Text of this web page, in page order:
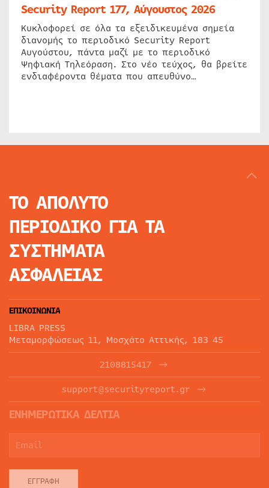
Security Report 177, Αύγουστος 2026
Κυκλοφορεί σε όλα τα εξειδικευμένα σημεία
διανομής το περιοδικό Security Report
Αυγούστου, πάντα μαζί με το περιοδικό
Ψηφιακή Τηλεόραση. Στο νέο τεύχος, θα βρείτε
ενδιαφέροντα θέματα που απευθύνο…
ΤΟ ΑΠΟΛΥΤΟ
ΠΕΡΙΟΔΙΚΟ ΓΙΑ ΤΑ
ΣΥΣΤΗΜΑΤΑ
ΑΣΦΑΛΕΙΑΣ
ΕΠΙΚΟΙΝΩΝΙΑ
LIBRA PRESS
Μεταμορφώσεως 11, Μοσχάτο Αττικής, 183 45
2108815417
support@securityreport.gr
ΕΝΗΜΕΡΩΤΙΚΑ ΔΕΛΤΙΑ
ΕΓΓΡΑΦΉ